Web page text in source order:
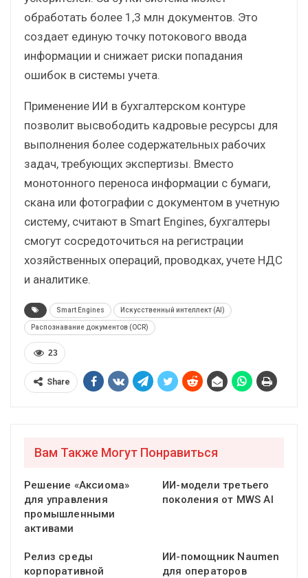
обработать более 1,3 млн документов. Это
создает единую точку потокового ввода
информации и снижает риски попадания
ошибок в системы учета.
Применение ИИ в бухгалтерском контуре
позволит высвободить кадровые ресурсы для
выполнения более содержательных рабочих
задач, требующих экспертизы. Вместо
монотонного переноса информации с бумаги,
скана или фотографии с документом в учетную
систему, считают в Smart Engines, бухгалтеры
смогут сосредоточиться на регистрации
хозяйственных операций, проводках, учете НДС
и аналитике.
Smart Engines Искусственный интеллект (AI)
Распознавание документов (OCR)
23
Share
Вам Также Могут Понравиться
Решение «Аксиома»
для управления
промышленными
активами
ИИ-модели третьего
поколения от MWS AI
Релиз среды
корпоративной
ИИ-помощник Naumen
для операторов